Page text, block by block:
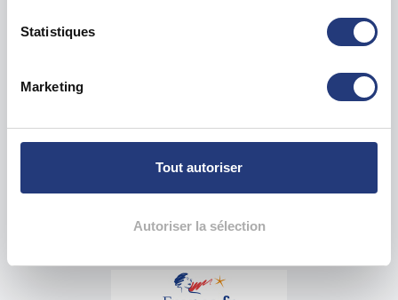
géographique qui peuvent être précises à plusieurs
Identifier votre appareil en l'analysant activement
pour en relever les caractéristiques spécifiques
Pour en savoir plus sur le traitement de vos données
personnelles et définir vos préférences, reportez-vous à
déclaration sur les cookies.
Les cookies nous permettent de personnaliser le contenu
et les annonces, d'offrir des fonctionnalités relatives aux
Statistiques
Marketing
Tout autoriser
Autoriser la sélection
Questions sur le test psychotechnique